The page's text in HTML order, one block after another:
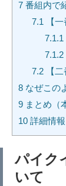
7 番組内で
7.1 【
7.1.1
7.1.2
7.2【二
8 なぜこの
9 まとめ（
10 詳細情報
パイク
いて